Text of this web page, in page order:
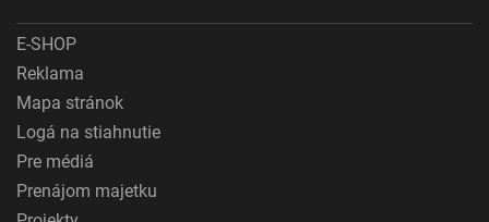
E-SHOP
Reklama
Mapa stránok
Logá na stiahnutie
Pre médiá
Prenájom majetku